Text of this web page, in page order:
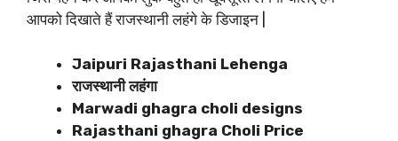
आपको दिखाते हैं राजस्थानी लहंगे के डिजाइन |
Jaipuri Rajasthani Lehenga
राजस्थानी लहंगा
Marwadi ghagra choli designs
Rajasthani ghagra Choli Price